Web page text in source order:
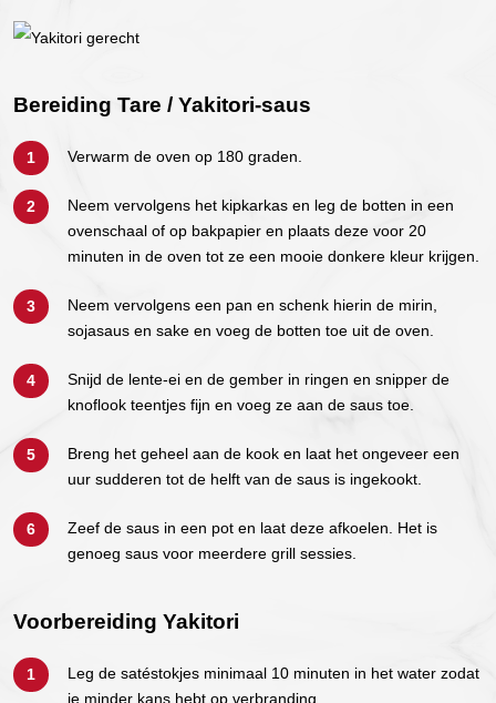
Bereiding Tare / Yakitori-saus
Verwarm de oven op 180 graden.
Neem vervolgens het kipkarkas en leg de botten in een
ovenschaal of op bakpapier en plaats deze voor 20
minuten in de oven tot ze een mooie donkere kleur krijgen.
Neem vervolgens een pan en schenk hierin de mirin,
sojasaus en sake en voeg de botten toe uit de oven.
Snijd de lente-ei en de gember in ringen en snipper de
knoflook teentjes fijn en voeg ze aan de saus toe.
Breng het geheel aan de kook en laat het ongeveer een
uur sudderen tot de helft van de saus is ingekookt.
Zeef de saus in een pot en laat deze afkoelen. Het is
genoeg saus voor meerdere grill sessies.
Voorbereiding Yakitori
Leg de satéstokjes minimaal 10 minuten in het water zodat
je minder kans hebt op verbranding.